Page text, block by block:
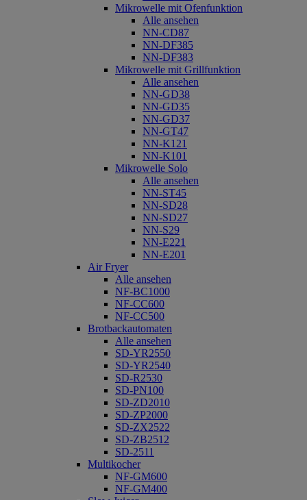
Mikrowelle mit Ofenfunktion
Alle ansehen
NN-CD87
NN-DF385
NN-DF383
Mikrowelle mit Grillfunktion
Alle ansehen
NN-GD38
NN-GD35
NN-GD37
NN-GT47
NN-K121
NN-K101
Mikrowelle Solo
Alle ansehen
NN-ST45
NN-SD28
NN-SD27
NN-S29
NN-E221
NN-E201
Air Fryer
Alle ansehen
NF-BC1000
NF-CC600
NF-CC500
Brotbackautomaten
Alle ansehen
SD-YR2550
SD-YR2540
SD-R2530
SD-PN100
SD-ZD2010
SD-ZP2000
SD-ZX2522
SD-ZB2512
SD-2511
Multikocher
NF-GM600
NF-GM400